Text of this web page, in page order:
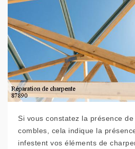
Si vous constatez la présence
combles, cela indique la
infestent vos éléments de